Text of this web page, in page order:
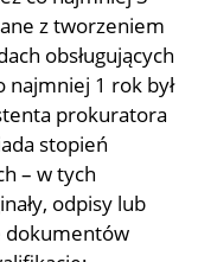
z tworzeniem
obsługujących
najmniej 1 rok był
prokuratora
stopień
– w tych
odpisy lub
dokumentów